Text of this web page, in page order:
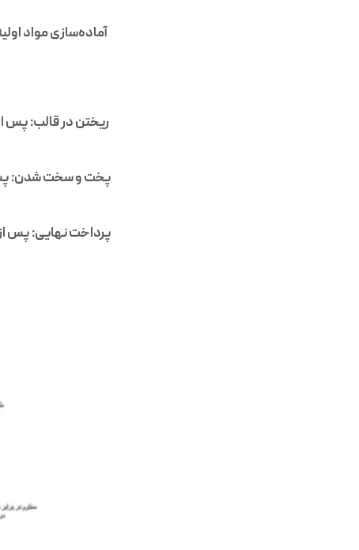
آماده‌سازی مواد
ریختن در قالب: پس
پخت و سخت شدن: پس
پرداخت نهایی: پس